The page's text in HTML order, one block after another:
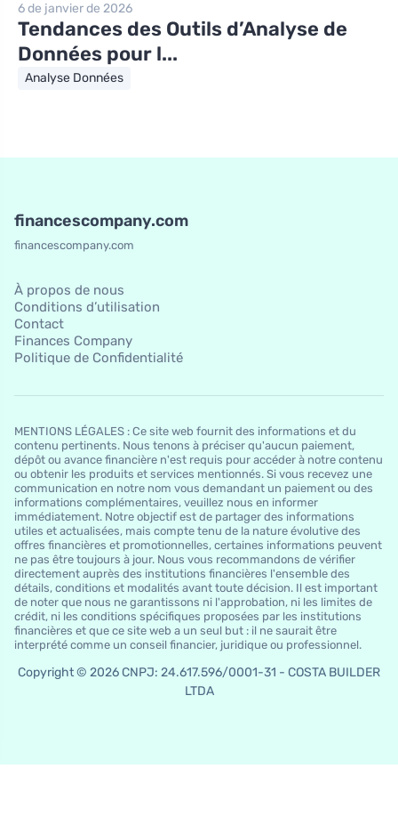
6 de janvier de 2026
Tendances des Outils d’Analyse de
Données pour l...
Analyse Données
financescompany.com
financescompany.com
À propos de nous
Conditions d’utilisation
Contact
Finances Company
Politique de Confidentialité
MENTIONS LÉGALES : Ce site web fournit des informations et du
contenu pertinents. Nous tenons à préciser qu'aucun paiement,
dépôt ou avance financière n'est requis pour accéder à notre contenu
ou obtenir les produits et services mentionnés. Si vous recevez une
communication en notre nom vous demandant un paiement ou des
informations complémentaires, veuillez nous en informer
immédiatement. Notre objectif est de partager des informations
utiles et actualisées, mais compte tenu de la nature évolutive des
offres financières et promotionnelles, certaines informations peuvent
ne pas être toujours à jour. Nous vous recommandons de vérifier
directement auprès des institutions financières l'ensemble des
détails, conditions et modalités avant toute décision. Il est important
de noter que nous ne garantissons ni l'approbation, ni les limites de
crédit, ni les conditions spécifiques proposées par les institutions
financières et que ce site web a un seul but : il ne saurait être
interprété comme un conseil financier, juridique ou professionnel.
Copyright © 2026 CNPJ: 24.617.596/0001-31 - COSTA BUILDER
LTDA